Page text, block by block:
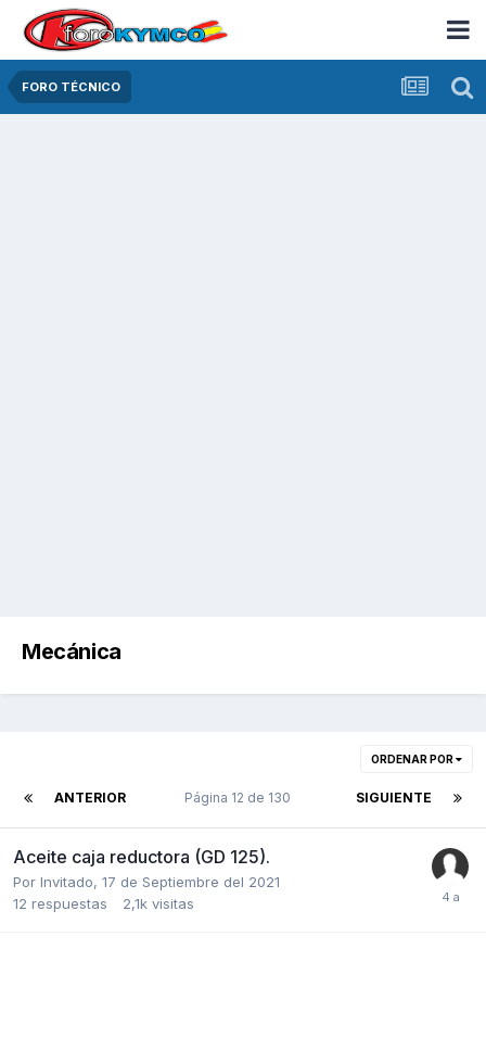
FORO TÉCNICO
Mecánica
ORDENAR POR
ANTERIOR SIGUIENTE
Página 12 de 130
Aceite caja reductora (GD 125).
Por Invitado, 17 de Septiembre del 2021
12 respuestas 2,1k visitas